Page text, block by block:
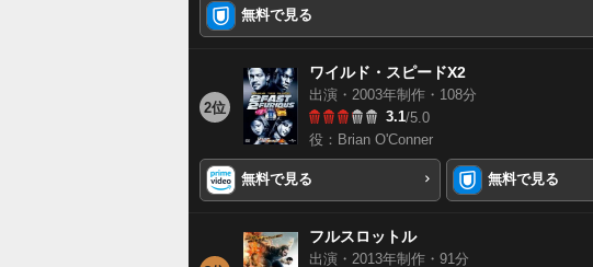
無料で見る
2位
ワイルド・スピードX2
出演・2003年制作・108分
3.1/5.0
役：Brian O'Conner
無料で見る 無料で見る
フルスロットル
出演・2013年制作・91分